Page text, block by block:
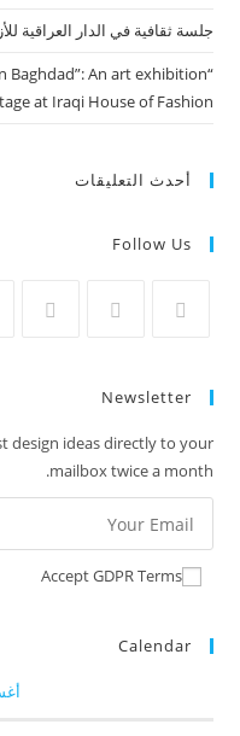
جلسة ثقافية في الدار العراقية
Baghdad”: An art exhibition
at Iraqi House of Fashion
أحدث التعليقات
Follow Us
Newsletter
design ideas directly to your
mailbox twice a month.
Accept GDPR Terms
Calendar